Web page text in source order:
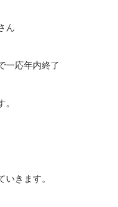
ん
一応年内終了
きます。